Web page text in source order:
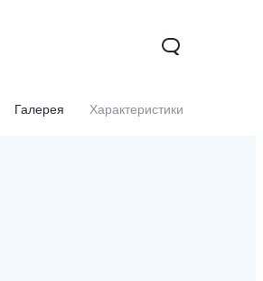
Галерея Характеристики